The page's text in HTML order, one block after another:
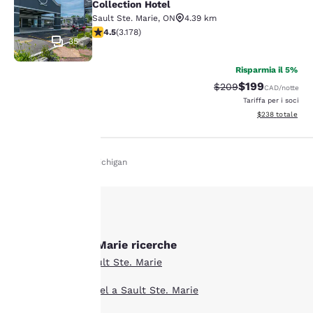
35
Collection Hotel
Sault Ste. Marie, ON
4.39 km
Valutazione di 4.49 stelle. Ottimo. 3178 recensioni
4.5(3.178)
Risparmia il 5%
Tariffa di barratura:
$209Tariffa
$199CAD/notte
Tariffa per i soci
Visualizza i
$238 totale
Michigan
Altre Sault Ste. Marie ricerche
Tutti gli hotel a Sault Ste. Marie
Boutique hotel Hotel a Sault Ste. Marie